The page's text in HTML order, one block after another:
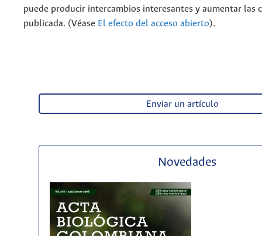
puede producir intercambios interesantes y aumentar las
publicada. (Véase El efecto del acceso abierto).
Enviar un artículo
Novedades